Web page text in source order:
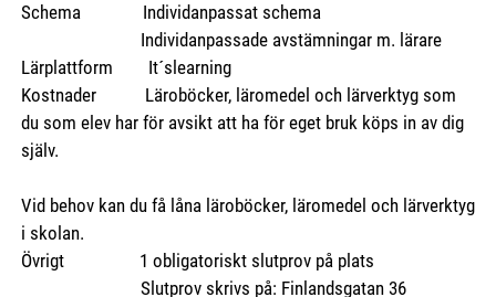
Schema Individanpassat schema
Individanpassade avstämningar m. lärare
Lärplattform It´slearning
Kostnader Läroböcker, läromedel och lärverktyg som
du som elev har för avsikt att ha för eget bruk köps in av dig
själv.
Vid behov kan du få låna läroböcker, läromedel och lärverktyg
i skolan.
Övrigt 1 obligatoriskt slutprov på plats
Slutprov skrivs på: Finlandsgatan 36